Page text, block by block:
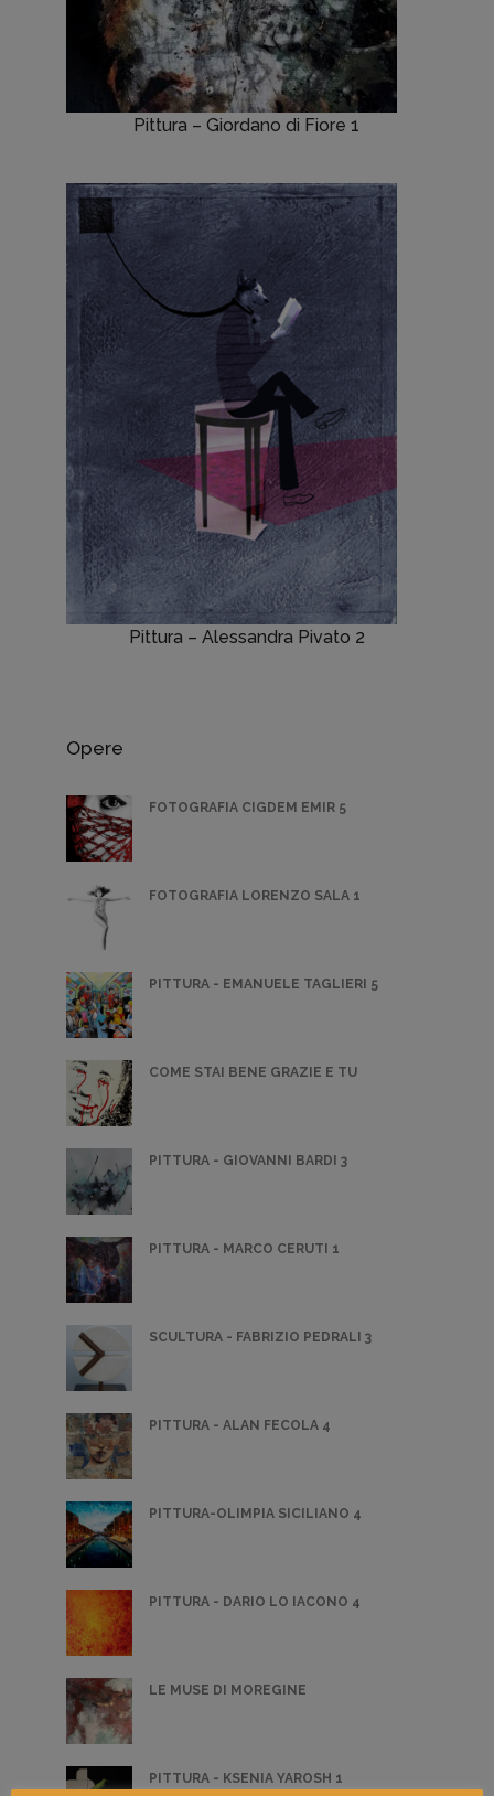
Pittura – Giordano di Fiore 1
Pittura – Alessandra Pivato 2
Opere
FOTOGRAFIA CIGDEM EMIR 5
FOTOGRAFIA LORENZO SALA 1
PITTURA - EMANUELE TAGLIERI 5
COME STAI BENE GRAZIE E TU
PITTURA - GIOVANNI BARDI 3
PITTURA - MARCO CERUTI 1
SCULTURA - FABRIZIO PEDRALI 3
PITTURA - ALAN FECOLA 4
PITTURA-OLIMPIA SICILIANO 4
PITTURA - DARIO LO IACONO 4
LE MUSE DI MOREGINE
PITTURA - KSENIA YAROSH 1